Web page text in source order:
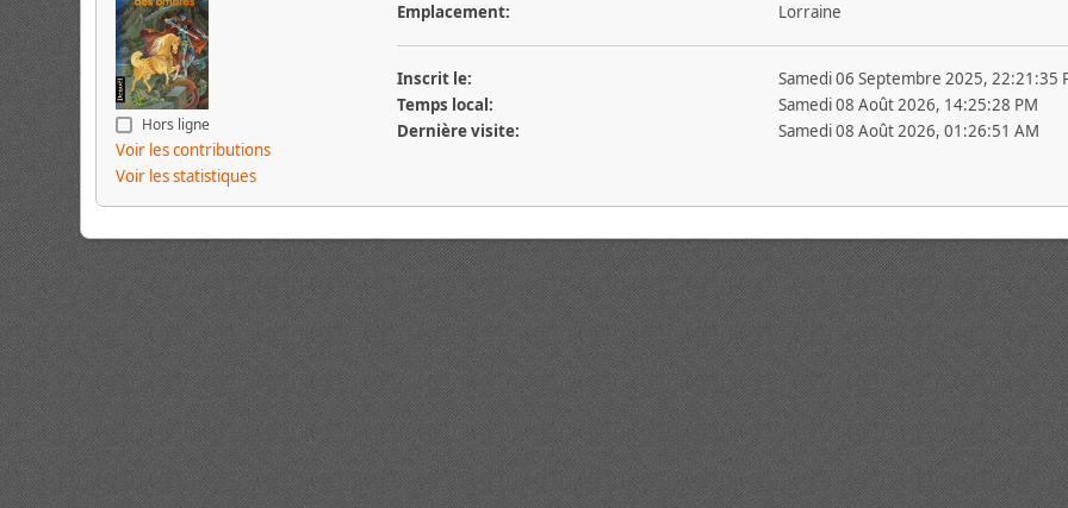
Hors ligne
Voir les contributions
Voir les statistiques
Emplacement: Lorraine
Inscrit le:
Samedi 06 Septembre 2025, 22:21:35
Temps local:
Samedi 08 Août 2026, 14:25:28 PM
Dernière visite:
Samedi 08 Août 2026, 01:26:51 AM